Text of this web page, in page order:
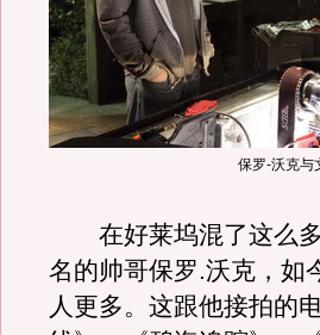
保罗-沃克与
在好莱坞混了这么多
名的帅哥保罗.沃克，如
人更多。这跟他接拍的